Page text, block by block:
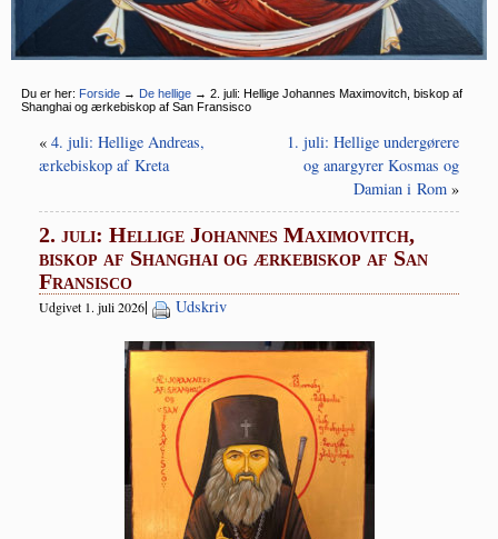
Du er her: Forside → De hellige → 2. juli: Hellige Johannes Maximovitch, biskop af
Shanghai og ærkebiskop af San Fransisco
« 4. juli: Hellige Andreas,
ærkebiskop af Kreta
1. juli: Hellige undergørere
og anargyrer Kosmas og
Damian i Rom »
2. juli: Hellige Johannes Maximovitch,
biskop af Shanghai og ærkebiskop af San
Fransisco
Udgivet 1. juli 2026| Udskriv